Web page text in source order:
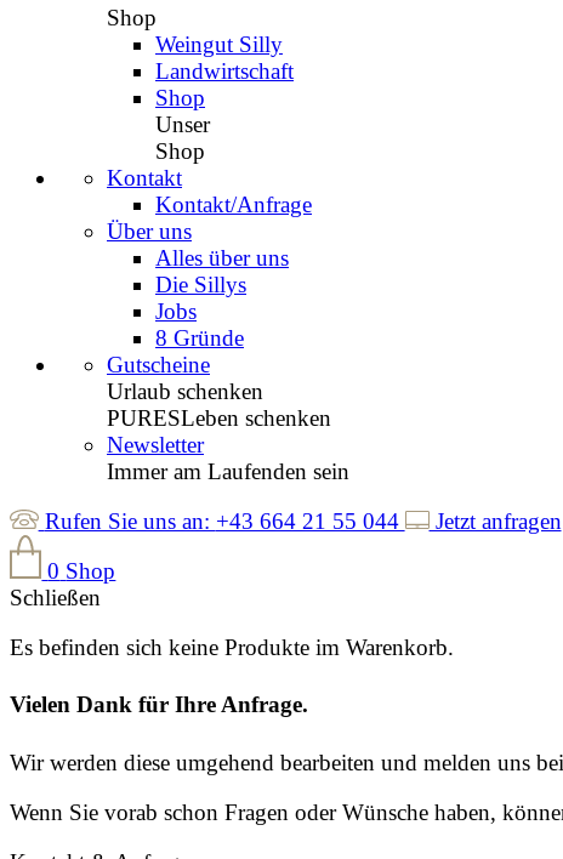
Shop
Weingut Silly
Landwirtschaft
Shop
Unser
Shop
Kontakt
Kontakt/Anfrage
Über uns
Alles über uns
Die Sillys
Jobs
8 Gründe
Gutscheine
Urlaub schenken
PURESLeben schenken
Newsletter
Immer am Laufenden sein
Rufen Sie uns an: +43 664 21 55 044
Jetzt anfragen
0 Shop
Schließen
Es befinden sich keine Produkte im Warenkorb.
Vielen Dank für Ihre Anfrage.
Wir werden diese umgehend bearbeiten und melden uns
Wenn Sie vorab schon Fragen oder Wünsche haben,